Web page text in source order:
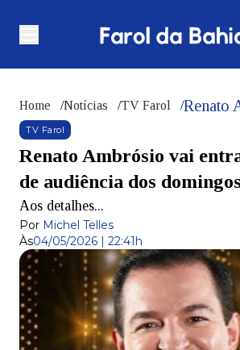
Home /Notícias /TV Farol /
TV Farol
Renato Ambrósio vai
de audiência dos
Aos detalhes...
Por Michel Telles
Às04/05/2026 | 22:41h